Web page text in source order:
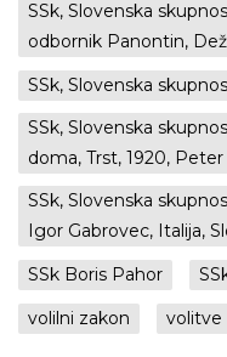
SSk, Slovenska
odbornik Panontin,
SSk, Slovenska
SSk, Slovenska
doma, Trst, 1920,
SSk, Slovenska
Igor Gabrovec, Italija,
SSk Boris Pahor
volilni zakon
volitve